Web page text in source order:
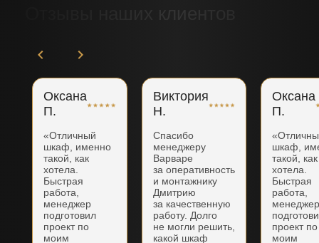
Оксана
П.
«Отличный
шкаф, именно
такой, как
хотела.
Быстрая
работа,
менеджер
подготовил
проект по
моим
Виктория
Н.
Спасибо
менеджеру
Варваре
за оперативность
и монтажнику
Дмитрию
за качественную
работу. Долго
не могли решить,
какой шкаф
Оксана
П.
шкаф,
такой, как
хотела.
Быстрая
работа,
проект по
моим